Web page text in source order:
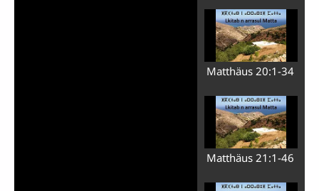
Matthäus 20:1-34
Matthäus 21:1-46